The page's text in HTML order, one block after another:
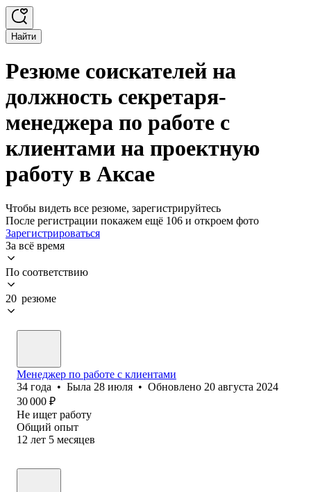
Найти
Резюме соискателей на
должность секретаря-
менеджера по работе с
клиентами на проектную
работу в Аксае
Чтобы видеть все резюме, зарегистрируйтесь
После регистрации покажем ещё 106 и откроем фото
Зарегистрироваться
За всё время
По соответствию
20 резюме
Менеджер по работе с клиентами
34 года • Была 28 июля • Обновлено 20 августа 2024
30 000 ₽
Не ищет работу
Общий опыт
12 лет 5 месяцев